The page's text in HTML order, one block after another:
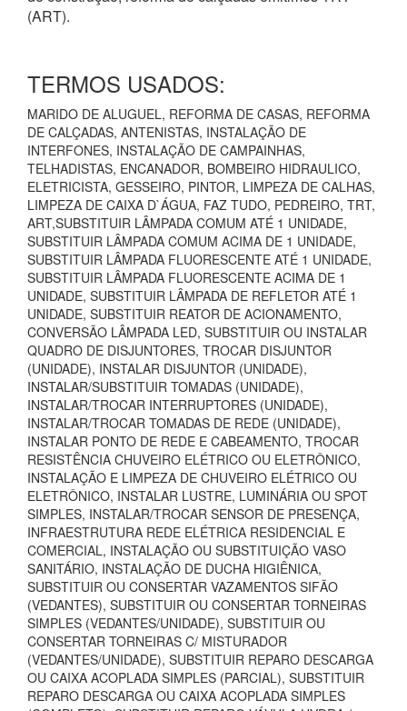
(ART).
TERMOS USADOS:
MARIDO DE ALUGUEL, REFORMA DE CASAS, REFORMA
DE CALÇADAS, ANTENISTAS, INSTALAÇÃO DE
INTERFONES, INSTALAÇÃO DE CAMPAINHAS,
TELHADISTAS, ENCANADOR, BOMBEIRO HIDRAULICO,
ELETRICISTA, GESSEIRO, PINTOR, LIMPEZA DE CALHAS,
LIMPEZA DE CAIXA D`ÁGUA, FAZ TUDO, PEDREIRO, TRT,
ART,SUBSTITUIR LÂMPADA COMUM ATÉ 1 UNIDADE,
SUBSTITUIR LÂMPADA COMUM ACIMA DE 1 UNIDADE,
SUBSTITUIR LÂMPADA FLUORESCENTE ATÉ 1 UNIDADE,
SUBSTITUIR LÂMPADA FLUORESCENTE ACIMA DE 1
UNIDADE, SUBSTITUIR LÂMPADA DE REFLETOR ATÉ 1
UNIDADE, SUBSTITUIR REATOR DE ACIONAMENTO,
CONVERSÃO LÂMPADA LED, SUBSTITUIR OU INSTALAR
QUADRO DE DISJUNTORES, TROCAR DISJUNTOR
(UNIDADE), INSTALAR DISJUNTOR (UNIDADE),
INSTALAR/SUBSTITUIR TOMADAS (UNIDADE),
INSTALAR/TROCAR INTERRUPTORES (UNIDADE),
INSTALAR/TROCAR TOMADAS DE REDE (UNIDADE),
INSTALAR PONTO DE REDE E CABEAMENTO, TROCAR
RESISTÊNCIA CHUVEIRO ELÉTRICO OU ELETRÔNICO,
INSTALAÇÃO E LIMPEZA DE CHUVEIRO ELÉTRICO OU
ELETRÔNICO, INSTALAR LUSTRE, LUMINÁRIA OU SPOT
SIMPLES, INSTALAR/TROCAR SENSOR DE PRESENÇA,
INFRAESTRUTURA REDE ELÉTRICA RESIDENCIAL E
COMERCIAL, INSTALAÇÃO OU SUBSTITUIÇÃO VASO
SANITÁRIO, INSTALAÇÃO DE DUCHA HIGIÊNICA,
SUBSTITUIR OU CONSERTAR VAZAMENTOS SIFÃO
(VEDANTES), SUBSTITUIR OU CONSERTAR TORNEIRAS
SIMPLES (VEDANTES/UNIDADE), SUBSTITUIR OU
CONSERTAR TORNEIRAS C/ MISTURADOR
(VEDANTES/UNIDADE), SUBSTITUIR REPARO DESCARGA
OU CAIXA ACOPLADA SIMPLES (PARCIAL), SUBSTITUIR
REPARO DESCARGA OU CAIXA ACOPLADA SIMPLES